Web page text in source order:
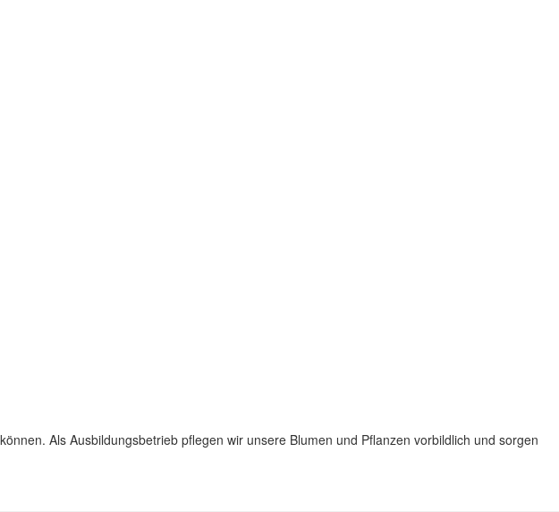
Als Ausbildungsbetrieb pflegen wir unsere Blumen und Pflanzen vorbildlich und sorgen